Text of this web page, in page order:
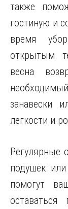
также
гостиную и
время
открытым
весна
занавески
легкости и
Регулярные
подушек
помогут
оставаться